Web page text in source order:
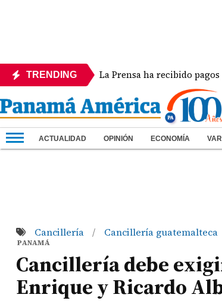
TRENDINGLa Prensa ha recibido pagos por
ACTUALIDAD OPINIÓN ECONOMÍA
Cancillería / Cancillería guatemalteca
PANAMÁ
Cancillería debe
Enrique y Ricardo